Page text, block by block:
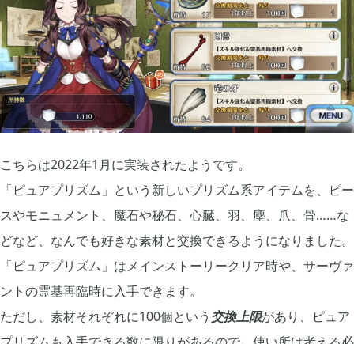
こちらは2022年1月に実装されたようです。
「ピュアプリズム」という新しいプリズム系アイテムを、ピー
スやモニュメント、魔石や秘石、心臓、羽、塵、爪、骨……な
どなど、なんでも好きな素材と交換できるようになりました。
「ピュアプリズム」はメインストーリークリア時や、サーヴァ
ントの霊基再臨時に入手できます。
ただし、素材それぞれに100個という交換上限があり、ピュア